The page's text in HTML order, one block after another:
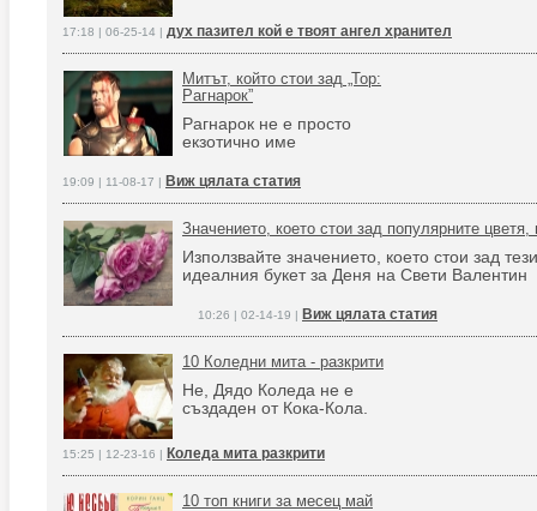
17:18 | 06-25-14 | дух пазител кой е твоят ангел хранител
Митът, който стои зад „Тор:
Рагнарок”
Рагнарок не е просто
екзотично име
19:09 | 11-08-17 | Виж цялата статия
Значението, което стои зад популярните
Използвайте значението, което стои зад
идеалния букет за Деня на Свети Валентин
10:26 | 02-14-19 | Виж цялата статия
10 Коледни мита - разкрити
Не, Дядо Коледа не е
създаден от Кока-Кола.
15:25 | 12-23-16 | Коледа мита разкрити
10 топ книги за месец май